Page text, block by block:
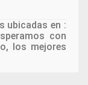
ubicadas en :
con
los mejores